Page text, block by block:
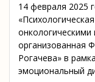
14 февраля 2025
Рогачева» в
эмоциональный